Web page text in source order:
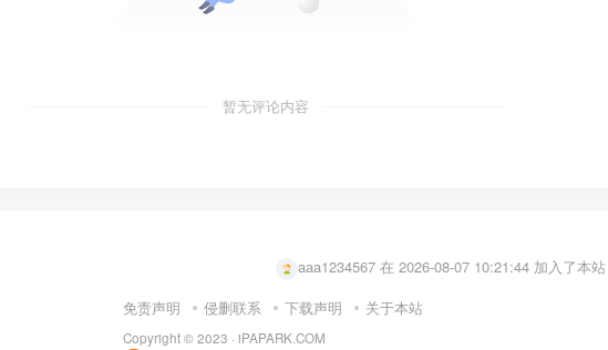
暂无评论内容
aaa1234567 在 2026-08-07 10:21:44 加入了本站
user94678223 在 2026-08-07 09:59:40 加入了本站
徐利兵 在 2026-08-07 09:48:57 加入了本站
免责声明 侵删联系 下载声明 关于本站
Copyright © 2023 · iPAPARK.COM